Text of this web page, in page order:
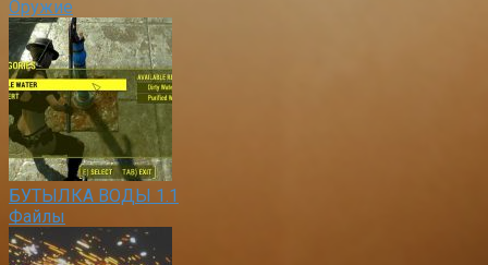
Оружие
БУТЫЛКА ВОДЫ 1.1
Файлы